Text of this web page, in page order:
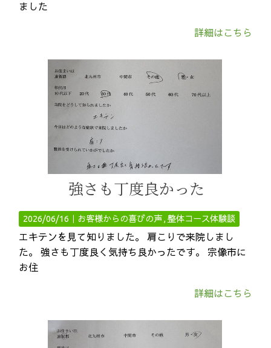
ました
詳細はこちら
強さも丁度良かった
2026/06/16｜ お客様からの喜びの声 整体コース体験談
エキテンを見て知りました。 肩こりで来院しまし
た。 強さも丁度良く気持ち良かったです。 宗像市に
お住
詳細はこちら